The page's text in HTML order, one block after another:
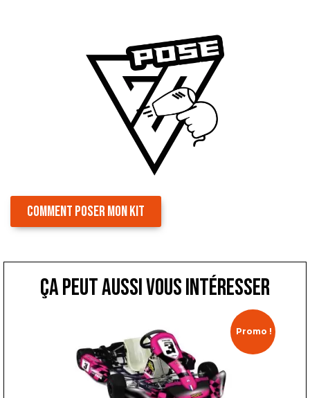
COMMENT POSER MON KIT
ça peut aussi vous intéresser
Promo !